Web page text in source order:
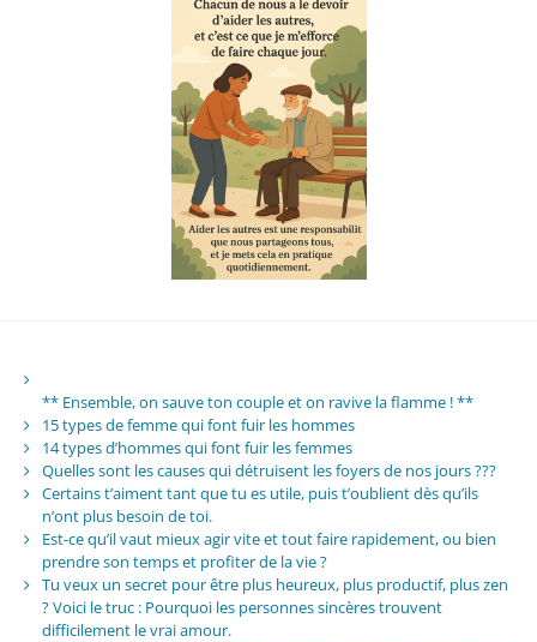
** Ensemble, on sauve ton couple et on ravive la flamme ! **
15 types de femme qui font fuir les hommes
14 types d’hommes qui font fuir les femmes
Quelles sont les causes qui détruisent les foyers de nos jours ???
Certains t’aiment tant que tu es utile, puis t’oublient dès qu’ils
n’ont plus besoin de toi.
Est-ce qu’il vaut mieux agir vite et tout faire rapidement, ou bien
prendre son temps et profiter de la vie ?
Tu veux un secret pour être plus heureux, plus productif, plus zen
? Voici le truc : Pourquoi les personnes sincères trouvent
difficilement le vrai amour.